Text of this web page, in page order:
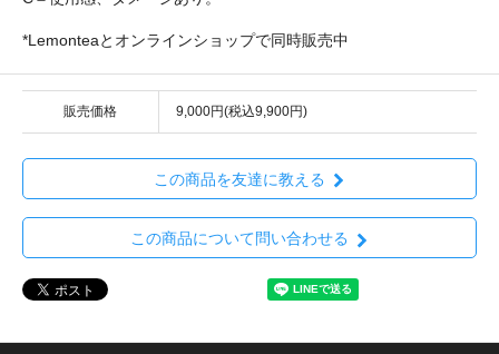
*Lemonteaとオンラインショップで同時販売中
販売価格 9,000円(税込9,900円)
この商品を友達に教える
この商品について問い合わせる